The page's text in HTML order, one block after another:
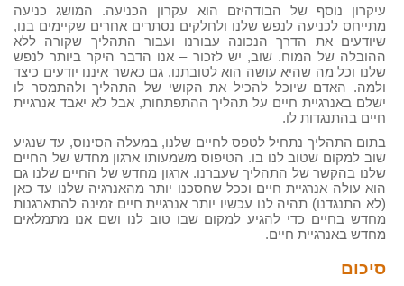
עיקרון נוסף של הבודהיזם הוא עקרון הכניעה. המושג כניעה
מתייחס לכניעה לנפש שלנו ולחלקים נסתרים אחרים שקיימים בנו,
שיודעים את הדרך הנכונה עבורנו ועבור התהליך שקורה ללא
ההובלה של המוח. שוב, יש לזכור – אנו הדבר היקר ביותר לנפש
שלנו וכל מה שהיא עושה הוא לטובתנו, גם כאשר איננו יודעים כיצד
ולמה. האדם שיוכל להכיל את הקושי של התהליך ולהתמסר לו
ישלם באנרגיית חיים על תהליך ההתפתחות, אבל לא יאבד אנרגיית
חיים בהתנגדות לו.
בתום התהליך נתחיל לטפס לחיים שלנו, במעלה הסינוס, עד שנגיע
שוב למקום שטוב לנו בו. הטיפוס משמעותו ארגון מחדש של החיים
שלנו בהקשר של התהליך שעברנו. ארגון מחדש של החיים שלנו גם
הוא עולה אנרגיית חיים וככל שחסכנו יותר מהאנרגיה שלנו עד כאן
(לא התנגדנו) תהיה לנו עכשיו יותר אנרגיית חיים זמינה להתארגנות
מחדש בחיים כדי להגיע למקום שבו טוב לנו ושם אנו מתמלאים
מחדש באנרגיית חיים.
סיכום